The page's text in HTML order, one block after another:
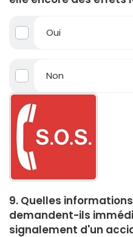
Oui
Non
9. Quelles
demandent-ils
signalement d'un